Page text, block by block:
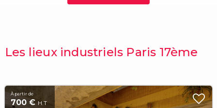
Les lieux industriels Paris 17ème
À partir de
700 € H.T